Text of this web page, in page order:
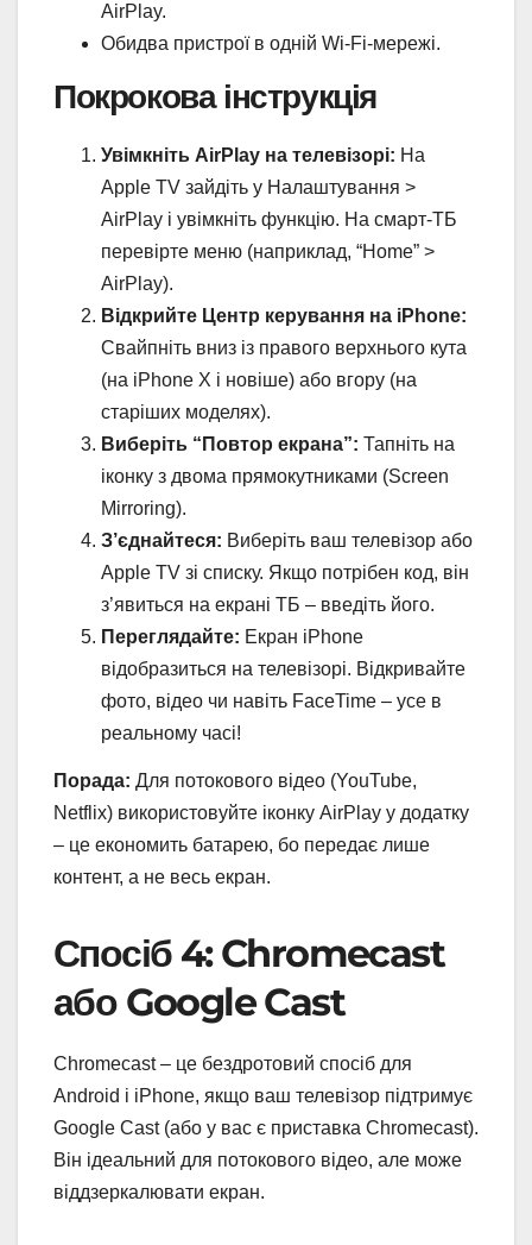
AirPlay.
Обидва пристрої в одній Wi-Fi-мережі.
Покрокова інструкція
Увімкніть AirPlay на телевізорі: На
Apple TV зайдіть у Налаштування >
AirPlay і увімкніть функцію. На смарт-ТБ
перевірте меню (наприклад, “Home” >
AirPlay).
Відкрийте Центр керування на iPhone:
Свайпніть вниз із правого верхнього кута
(на iPhone X і новіше) або вгору (на
старіших моделях).
Виберіть “Повтор екрана”: Тапніть на
іконку з двома прямокутниками (Screen
Mirroring).
З’єднайтеся: Виберіть ваш телевізор або
Apple TV зі списку. Якщо потрібен код, він
з’явиться на екрані ТБ – введіть його.
Переглядайте: Екран iPhone
відобразиться на телевізорі. Відкривайте
фото, відео чи навіть FaceTime – усе в
реальному часі!
Порада: Для потокового відео (YouTube,
Netflix) використовуйте іконку AirPlay у додатку
– це економить батарею, бо передає лише
контент, а не весь екран.
Спосіб 4: Chromecast
або Google Cast
Chromecast – це бездротовий спосіб для
Android і iPhone, якщо ваш телевізор підтримує
Google Cast (або у вас є приставка Chromecast).
Він ідеальний для потокового відео, але може
віддзеркалювати екран.